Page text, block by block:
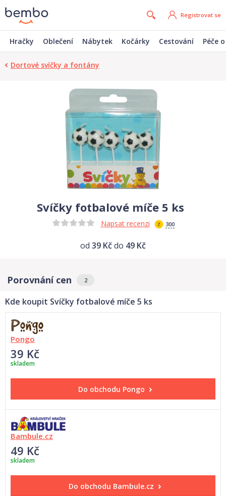
Registrovat se
Hračky Oblečení Nábytek Kočárky Cestování Péče
Dortové svíčky a fontány
Svíčky fotbalové míče 5 ks
Napsat recenzi 300
od 39 Kčdo 49 Kč
Porovnání cen 2
Kde koupit Svíčky fotbalové míče 5 ks
Pongo
39 Kč
skladem
Do obchodu Pongo
Bambule.cz
49 Kč
skladem
Do obchodu Bambule.cz